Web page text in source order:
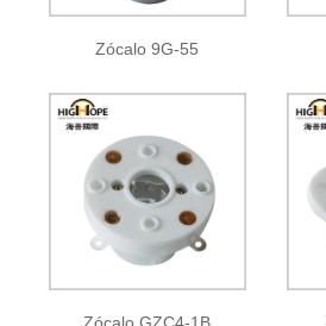
Zócalo 9G-55